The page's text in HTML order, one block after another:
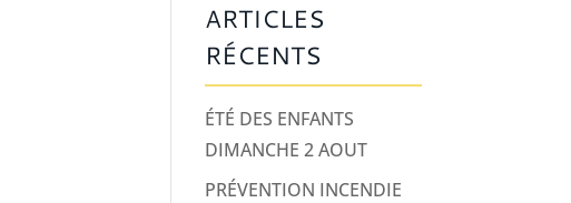
ARTICLES
RÉCENTS
ÉTÉ DES ENFANTS
DIMANCHE 2 AOUT
PRÉVENTION INCENDIE